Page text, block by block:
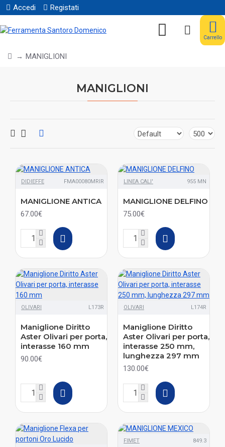
Accedi Registati
Carrello
MANIGLIONI
MANIGLIONI
DIDIEFFE FMA00080MRIR
MANIGLIONE ANTICA
67.00€
LINEA CALI' 955 MN
MANIGLIONE DELFINO
75.00€
OLIVARI L173R
Maniglione Diritto
Aster Olivari per porta,
interasse 160 mm
90.00€
OLIVARI L174R
Maniglione Diritto
Aster Olivari per porta,
interasse 250 mm,
lunghezza 297 mm
130.00€
FIMET 849.3